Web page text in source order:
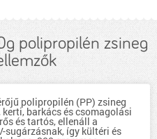
polipropilén zsineg
polipropilén (PP) zsineg
barkács és csomagolási
és tartós, ellenáll a
sugárzásnak, így kültéri és